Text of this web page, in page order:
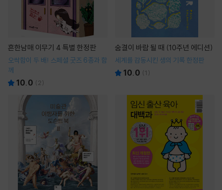
흔한남매 이무기 4 특별 한정판
오싹함이 두 배! 스페셜 굿즈 6종과 함
께
10.0 ( 2)
숨결이 바람 될 때 (10주년 에디션)
세계를 감동시킨 생의 기록 한정판
10.0 (1 )